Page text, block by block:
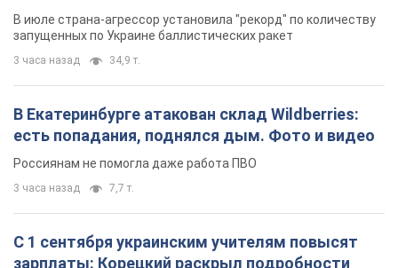
В июле страна-агрессор установила "рекорд" по количеству
запущенных по Украине баллистических ракет
3 часа назад 34,9 т.
В Екатеринбурге атакован склад Wildberries:
есть попадания, поднялся дым. Фото и видео
Россиянам не помогла даже работа ПВО
3 часа назад 7,7 т.
С 1 сентября украинским учителям повысят
зарплаты: Корецкий раскрыл подробности